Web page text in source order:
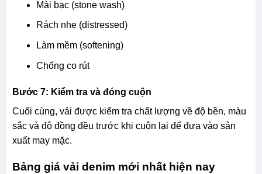
Mài bạc (stone wash)
Rách nhẹ (distressed)
Làm mềm (softening)
Chống co rút
Bước 7: Kiểm tra và đóng cuộn
Cuối cùng, vải được kiểm tra chất lượng về độ bền, màu
sắc và độ đồng đều trước khi cuộn lại để đưa vào sản
xuất may mặc.
Bảng giá vải denim mới nhất hiện nay